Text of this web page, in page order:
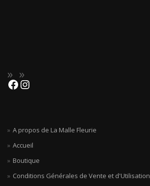
A propos de La Malle Fleurie
Accueil
Boutique
Conditions Générales de Vente et d'Utilisation